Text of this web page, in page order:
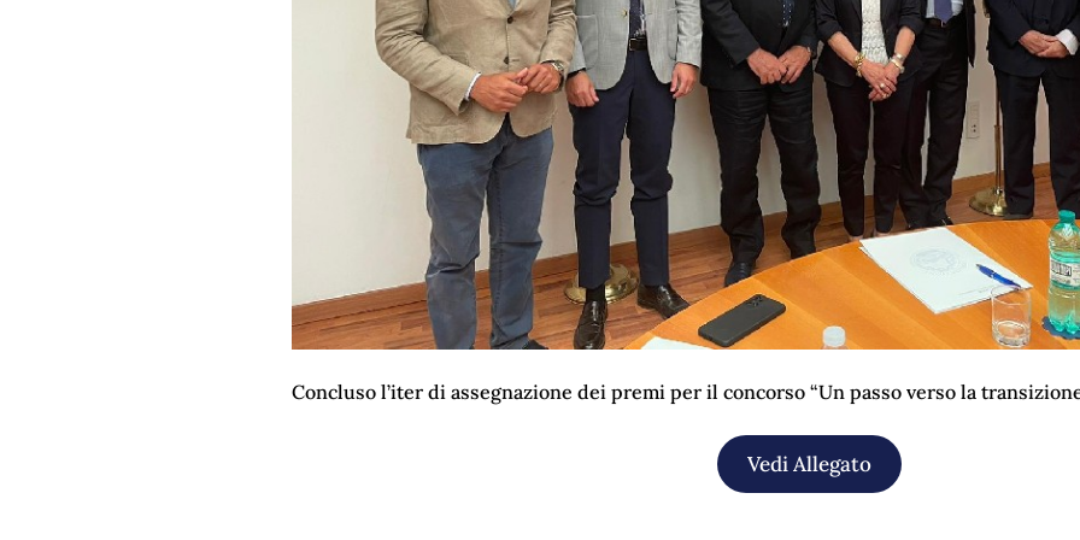
Concluso l’iter di assegnazione dei premi per il concorso “Un passo verso la
Vedi Allegato